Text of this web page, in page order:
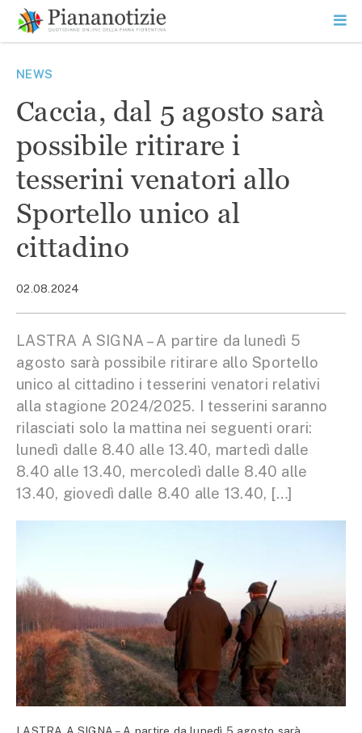
contenuto
SEARCH
NEWS
Caccia, dal 5 agosto sarà
possibile ritirare i
tesserini venatori allo
Sportello unico al
cittadino
02.08.2024
LASTRA A SIGNA – A partire da lunedì 5
agosto sarà possibile ritirare allo Sportello
unico al cittadino i tesserini venatori relativi
alla stagione 2024/2025. I tesserini saranno
rilasciati solo la mattina nei seguenti orari:
lunedì dalle 8.40 alle 13.40, martedì dalle
8.40 alle 13.40, mercoledì dalle 8.40 alle
13.40, giovedì dalle 8.40 alle 13.40, […]
LASTRA A SIGNA – A partire da lunedì 5 agosto sarà